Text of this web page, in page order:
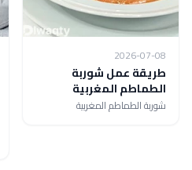
2026-07-08
طريقة عمل شوربة
الطماطم المغربية
شوربة الطماطم المغربية